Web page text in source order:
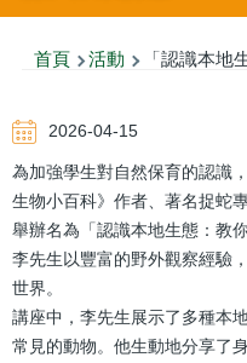
導
連
結
首頁 活動 「認識本地
2026-04-15
為加強學生對自然保育的認識
生物小百科》作者、著名捉蛇
舉辦名為「認識本地生態：教
李先生以豐富的野外觀察經驗
世界。
講座中，李先生展示了多種本
常見的動物。他生動地分享了